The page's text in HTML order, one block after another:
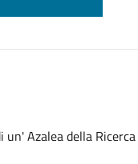
Azalea della